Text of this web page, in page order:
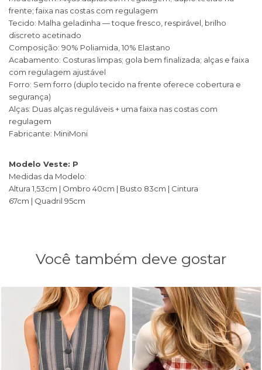
frente; faixa nas costas com regulagem
Tecido: Malha geladinha — toque fresco, respirável, brilho
discreto acetinado
Composição: 90% Poliamida, 10% Elastano
Acabamento: Costuras limpas; gola bem finalizada; alças e faixa
com regulagem ajustável
Forro: Sem forro (duplo tecido na frente oferece cobertura e
segurança)
Alças: Duas alças reguláveis + uma faixa nas costas com
regulagem
Fabricante: MiniMoni
Modelo Veste: P
Medidas da Modelo:
Altura 1,53cm | Ombro 40cm | Busto 83cm | Cintura
67cm | Quadril 95cm
Você também deve gostar